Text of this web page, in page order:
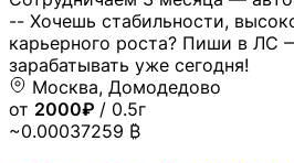
-- Хочешь стабильности,
карьерного роста? Пиши в ЛС
зарабатывать уже сегодня!
Москва, Домодедово
от 2000₽ / 0.5г
~0.00037259 ₿